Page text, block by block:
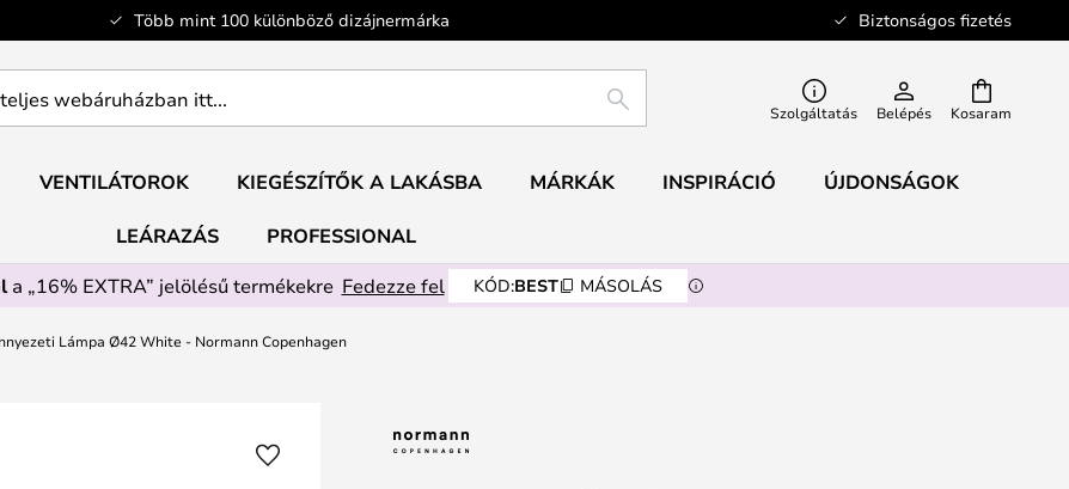
Több mint 100 különböző dizájnermárka Biztonságos fizetés
Kosaram
KERESÉS Szolgáltatás Belépés
VENTILÁTOROK KIEGÉSZÍTŐK A LAKÁSBA MÁRKÁK INSPIRÁCIÓ ÚJDONSÁGOK
LEÁRAZÁS
PROFESSIONAL
a „16% EXTRA” jelölésű termékekre Fedezze fel KÓD:BEST MÁSOLÁS
Lámpa Ø42 White - Normann Copenhagen